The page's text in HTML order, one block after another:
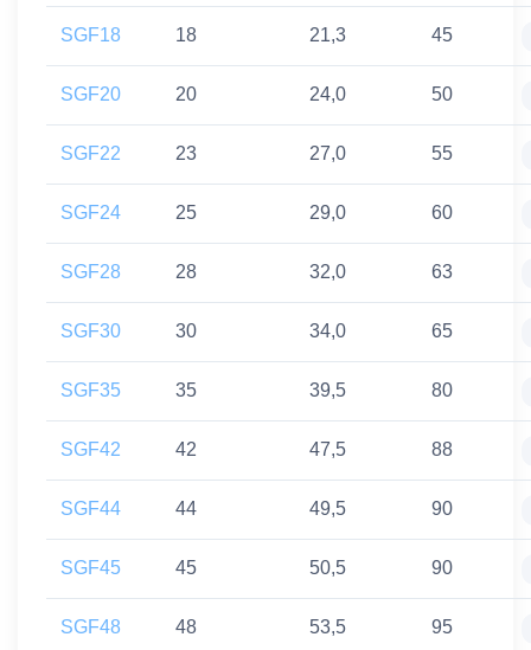
SGF18 18 21,3 45
SGF20 20 24,0 50
SGF22 23 27,0 55
SGF24 25 29,0 60
SGF28 28 32,0 63
SGF30 30 34,0 65
SGF35 35 39,5 80
SGF42 42 47,5 88
SGF44 44 49,5 90
SGF45 45 50,5 90
SGF48 48 53,5 95